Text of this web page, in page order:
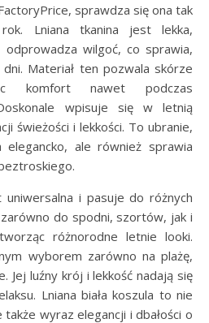
sprawdza się ona tak
Lniana tkanina jest lekka,
wilgoć, co sprawia,
Materiał ten pozwala skórze
komfort nawet podczas
wpisuje się w letnią
świeżości i lekkości. To ubranie,
ale również sprawia
uniwersalna i pasuje do różnych
do spodni, szortów, jak i
różnorodne letnie looki.
wyborem zarówno na plażę,
Jej luźny krój i lekkość nadają się
Lniana biała koszula to nie
wyraz elegancji i dbałości o